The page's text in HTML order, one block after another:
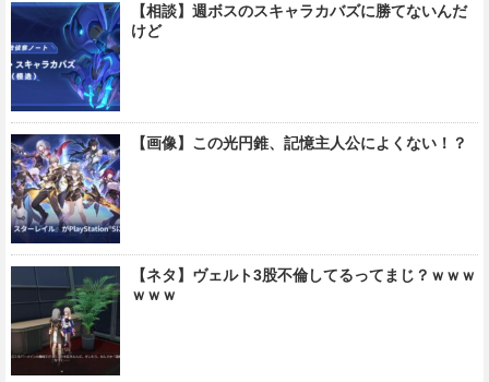
【相談】週ボスのスキャラカバズに勝てないんだ
けど
【画像】この光円錐、記憶主人公によくない！？
【ネタ】ヴェルト3股不倫してるってまじ？ｗｗｗ
ｗｗｗ